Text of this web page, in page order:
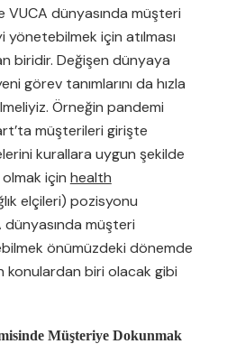
VUCA dünyasında müşteri
için atılması
biridir. Değişen dünyaya
görev tanımlarını da hızla
Örneğin pandemi
müşterileri girişte
kurallara uygun şekilde
olmak için health
elçileri) pozisyonu
müşteri
önümüzdeki dönemde
konulardan biri olacak gibi
Müşteriye Dokunmak